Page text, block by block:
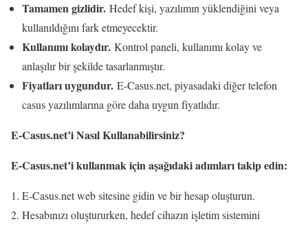
Tamamen gizlidir. Hedef kişi, yazılımın yüklendiğini veya
kullanıldığını fark etmeyecektir.
Kullanımı kolaydır. Kontrol paneli, kullanımı kolay ve
anlaşılır bir şekilde tasarlanmıştır.
Fiyatları uygundur. E-Casus.net, piyasadaki diğer telefon
casus yazılımlarına göre daha uygun fiyatlıdır.
E-Casus.net’i Nasıl Kullanabilirsiniz?
E-Casus.net’i kullanmak için aşağıdaki adımları takip edin:
E-Casus.net web sitesine gidin ve bir hesap oluşturun.
Hesabınızı oluştururken, hedef cihazın işletim sistemini